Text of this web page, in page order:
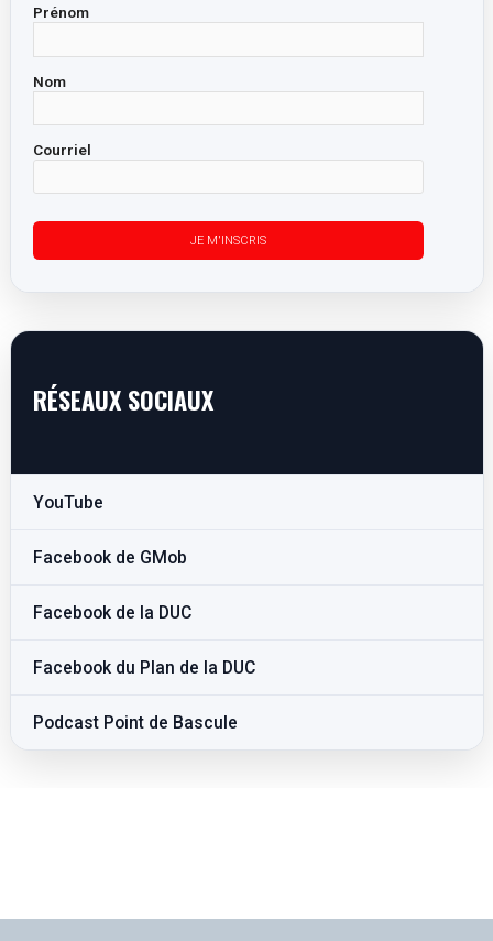
Prénom
Nom
Courriel
RÉSEAUX SOCIAUX
YouTube
Facebook de GMob
Facebook de la DUC
Facebook du Plan de la DUC
Podcast Point de Bascule